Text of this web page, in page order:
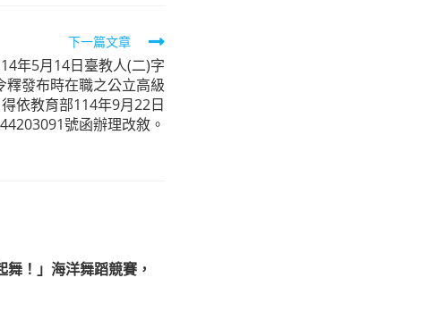
下一篇文章
年5月14日臺教人(二)字
釋發布時在職之公立高級
依教育部114年9月22日
號函辦理改敘。
！」海洋舞蹈競賽，